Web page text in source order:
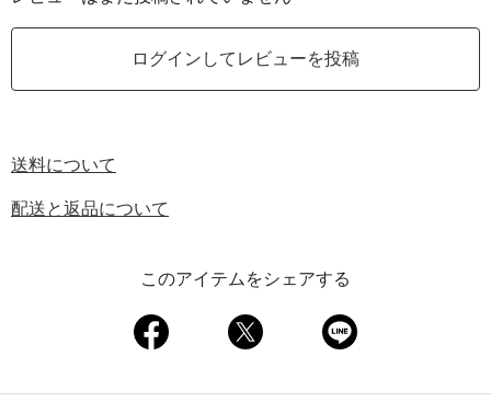
ログインしてレビューを投稿
送料について
配送と返品について
このアイテムをシェアする